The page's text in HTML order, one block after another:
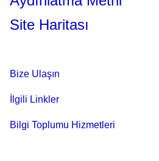
Site Haritası
Bize Ulaşın
İlgili Linkler
Bilgi Toplumu Hizmetleri